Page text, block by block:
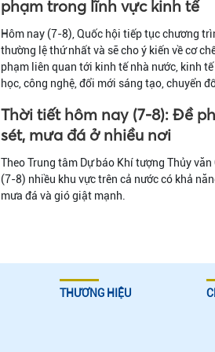
phạm trong lĩnh vực kinh tế
Hôm nay (7-8), Quốc hội tiếp tục chương
thường lệ thứ nhất và sẽ cho ý kiến về cơ
phạm liên quan tới kinh tế nhà nước, kinh
học, công nghệ, đổi mới sáng tạo, chuyển
Thời tiết hôm nay (7-8): Đề
sét, mưa đá ở nhiều nơi
Theo Trung tâm Dự báo Khí tượng Thủy
(7-8) nhiều khu vực trên cả nước có khả
mưa đá và gió giật mạnh.
THƯƠNG HIỆU